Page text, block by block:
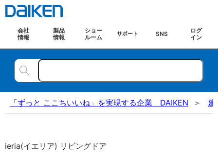
会社
情報
製品
情報
ショー
ルーム
サポート SNS
ログ
イン
「ずっと ここちいいね」を実現する企業 DAIKEN 建
ieria(イエリア) リビングドア